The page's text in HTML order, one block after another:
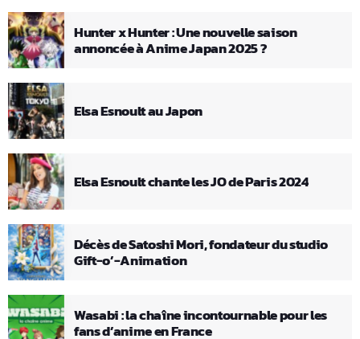
Hunter x Hunter : Une nouvelle saison
annoncée à Anime Japan 2025 ?
Elsa Esnoult au Japon
Elsa Esnoult chante les JO de Paris 2024
Décès de Satoshi Mori, fondateur du studio
Gift-o’-Animation
Wasabi : la chaîne incontournable pour les
fans d’anime en France